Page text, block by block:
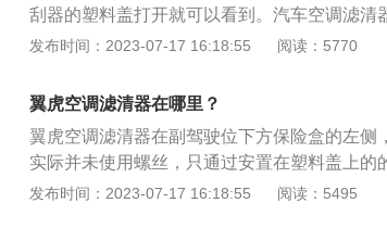
刮器的塑料盖打开就可以看到。汽车空调滤清
部的空气使空气的洁净度提高，一般的过滤物
的长宽高分别为3400mm、1575mm、
麦弗逊式独立悬架，后悬架使用了非独立单纵
发布时间：2023-07-17 16:18:55 阅读：5770
翼虎空调滤清器在哪里？
翼虎空调滤清器在副驾驶位下方保险盒的左侧
实际并未使用螺丝，只通过安置在塑料盖上的
进行撬开即可看到空调滤清器。翼虎的车身尺
发布时间：2023-07-17 16:18:55 阅读：5495